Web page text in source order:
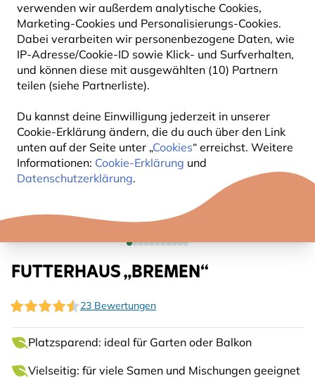
verwenden wir außerdem analytische Cookies,
Marketing-Cookies und Personalisierungs-Cookies.
Dabei verarbeiten wir personenbezogene Daten, wie
IP-Adresse/Cookie-ID sowie Klick- und Surfverhalten,
und können diese mit ausgewählten (10) Partnern
teilen (siehe Partnerliste).
Du kannst deine Einwilligung jederzeit in unserer
Cookie-Erklärung ändern, die du auch über den Link
unten auf der Seite unter „Cookies“ erreichst. Weitere
Informationen: Cookie-Erklärung und
Datenschutzerklärung.
FUTTERHAUS „BREMEN“
23 Bewertungen
Platzsparend: ideal für Garten oder Balkon
Vielseitig: für viele Samen und Mischungen geeignet